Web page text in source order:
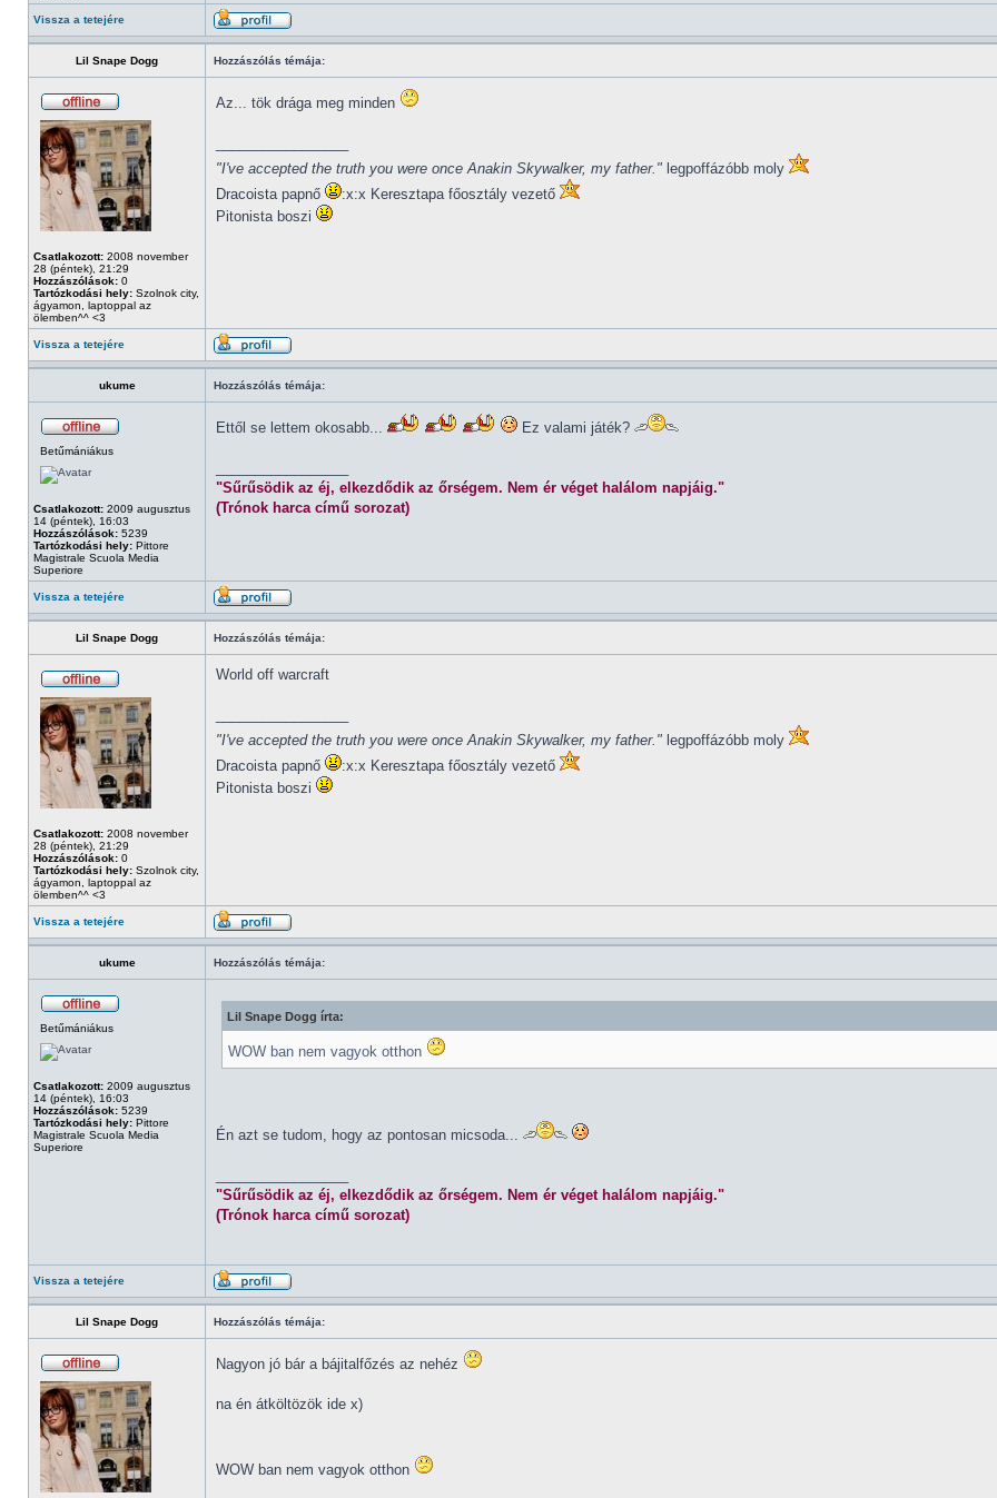
Vissza a tetejére
Lil Snape Dogg Hozzászólás témája:
Csatlakozott: 2008 november
28 (péntek), 21:29
Hozzászólások: 0
Tartózkodási hely: Szolnok city,
ágyamon, laptoppal az
ölemben^^ <3
Az... tök drága meg minden
"I've accepted the truth you were once Anakin Skywalker, my father." legpoffázóbb moly
Dracoista papnő
:x:x Keresztapa főosztály vezető
Pitonista boszi
Vissza a tetejére
ukume Hozzászólás témája:
Betűmániákus
Csatlakozott: 2009 augusztus
14 (péntek), 16:03
Hozzászólások: 5239
Tartózkodási hely: Pittore
Magistrale Scuola Media
Superiore
Ettől se lettem okosabb... Ez valami játék?
"Sűrűsödik az éj, elkezdődik az őrségem. Nem ér véget halálom napjáig."
(Trónok harca című sorozat)
Vissza a tetejére
Lil Snape Dogg Hozzászólás témája:
Csatlakozott: 2008 november
28 (péntek), 21:29
Hozzászólások: 0
Tartózkodási hely: Szolnok city,
ágyamon, laptoppal az
ölemben^^ <3
World off warcraft
"I've accepted the truth you were once Anakin Skywalker, my father." legpoffázóbb moly
Dracoista papnő
:x:x Keresztapa főosztály vezető
Pitonista boszi
Vissza a tetejére
ukume Hozzászólás témája:
Betűmániákus
Csatlakozott: 2009 augusztus
14 (péntek), 16:03
Hozzászólások: 5239
Tartózkodási hely: Pittore
Magistrale Scuola Media
Superiore
Lil Snape Dogg írta:
WOW ban nem vagyok otthon
Én azt se tudom, hogy az pontosan micsoda...
"Sűrűsödik az éj, elkezdődik az őrségem. Nem ér véget halálom napjáig."
(Trónok harca című sorozat)
Vissza a tetejére
Lil Snape Dogg Hozzászólás témája:
Nagyon jó bár a bájitalfőzés az nehéz
na én átköltözök ide x)
WOW ban nem vagyok otthon